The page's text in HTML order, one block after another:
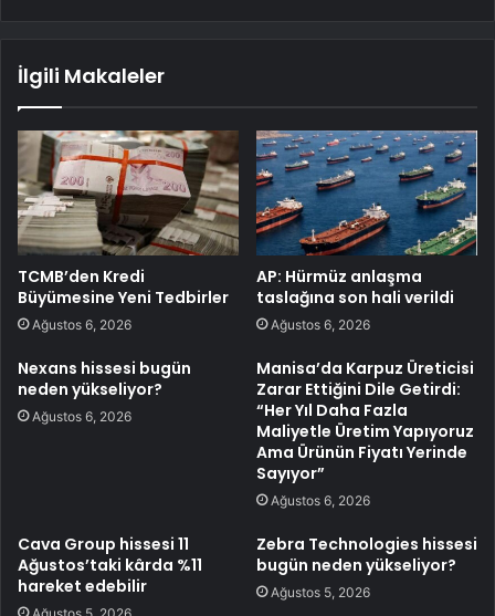
İlgili Makaleler
TCMB’den Kredi
Büyümesine Yeni Tedbirler
Ağustos 6, 2026
AP: Hürmüz anlaşma
taslağına son hali verildi
Ağustos 6, 2026
Nexans hissesi bugün
neden yükseliyor?
Ağustos 6, 2026
Manisa’da Karpuz Üreticisi
Zarar Ettiğini Dile Getirdi:
“Her Yıl Daha Fazla
Maliyetle Üretim Yapıyoruz
Ama Ürünün Fiyatı Yerinde
Sayıyor”
Ağustos 6, 2026
Cava Group hissesi 11
Ağustos’taki kârda %11
hareket edebilir
Zebra Technologies hissesi
bugün neden yükseliyor?
Ağustos 5, 2026